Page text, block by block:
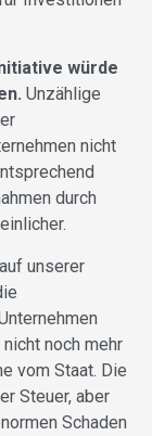
würde
Unzählige
nicht
durch
unserer
noch mehr
vom Staat. Die
Steuer, aber
Schaden